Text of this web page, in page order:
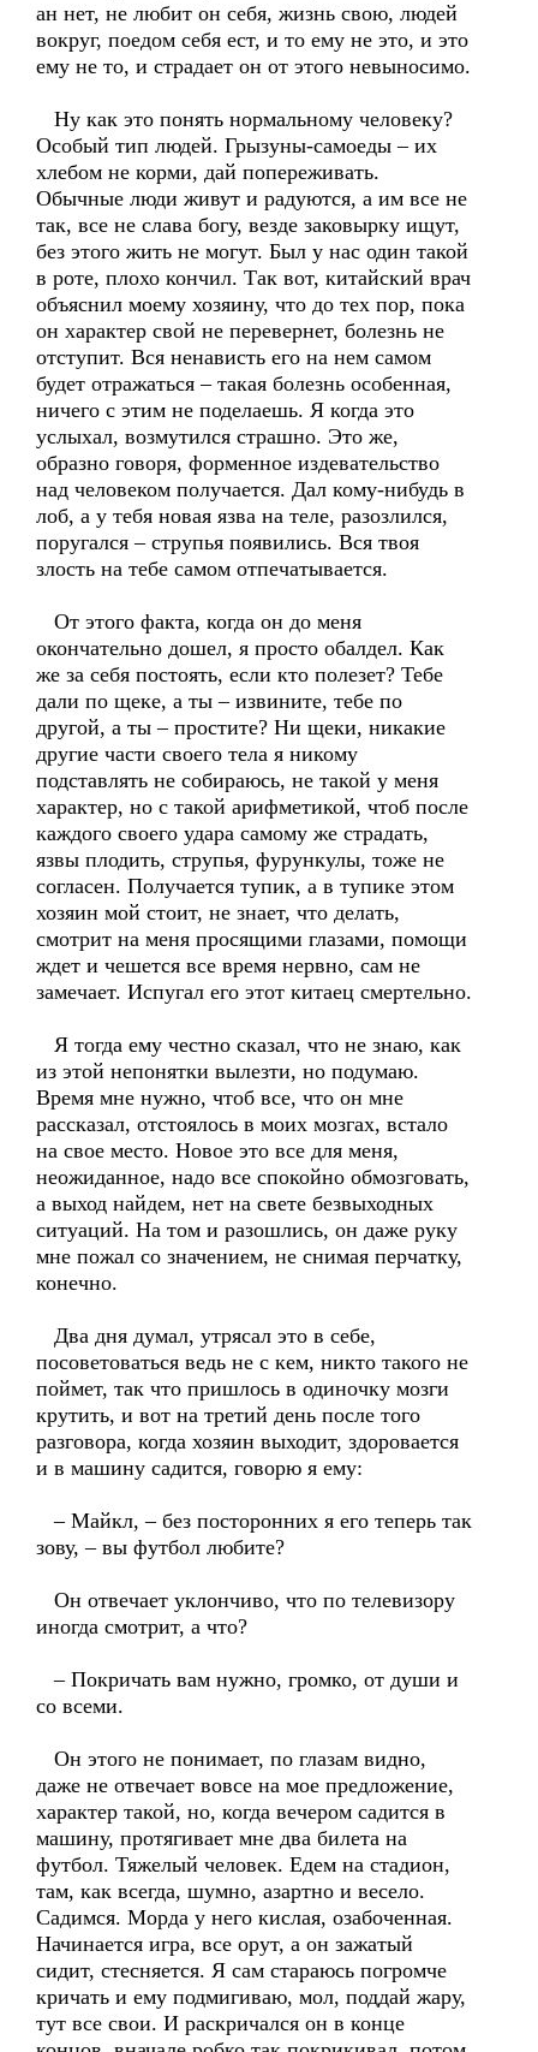
ан нет, не любит он себя, жизнь свою, людей
вокруг, поедом себя ест, и то ему не это, и это
ему не то, и страдает он от этого невыносимо.
Ну как это понять нормальному человеку?
Особый тип людей. Грызуны-самоеды – их
хлебом не корми, дай попереживать.
Обычные люди живут и радуются, а им все не
так, все не слава богу, везде заковырку ищут,
без этого жить не могут. Был у нас один такой
в роте, плохо кончил. Так вот, китайский врач
объяснил моему хозяину, что до тех пор, пока
он характер свой не перевернет, болезнь не
отступит. Вся ненависть его на нем самом
будет отражаться – такая болезнь особенная,
ничего с этим не поделаешь. Я когда это
услыхал, возмутился страшно. Это же,
образно говоря, форменное издевательство
над человеком получается. Дал кому-нибудь в
лоб, а у тебя новая язва на теле, разозлился,
поругался – струпья появились. Вся твоя
злость на тебе самом отпечатывается.
От этого факта, когда он до меня
окончательно дошел, я просто обалдел. Как
же за себя постоять, если кто полезет? Тебе
дали по щеке, а ты – извините, тебе по
другой, а ты – простите? Ни щеки, никакие
другие части своего тела я никому
подставлять не собираюсь, не такой у меня
характер, но с такой арифметикой, чтоб после
каждого своего удара самому же страдать,
язвы плодить, струпья, фурункулы, тоже не
согласен. Получается тупик, а в тупике этом
хозяин мой стоит, не знает, что делать,
смотрит на меня просящими глазами, помощи
ждет и чешется все время нервно, сам не
замечает. Испугал его этот китаец смертельно.
Я тогда ему честно сказал, что не знаю, как
из этой непонятки вылезти, но подумаю.
Время мне нужно, чтоб все, что он мне
рассказал, отстоялось в моих мозгах, встало
на свое место. Новое это все для меня,
неожиданное, надо все спокойно обмозговать,
а выход найдем, нет на свете безвыходных
ситуаций. На том и разошлись, он даже руку
мне пожал со значением, не снимая перчатку,
конечно.
Два дня думал, утрясал это в себе,
посоветоваться ведь не с кем, никто такого не
поймет, так что пришлось в одиночку мозги
крутить, и вот на третий день после того
разговора, когда хозяин выходит, здоровается
и в машину садится, говорю я ему:
– Майкл, – без посторонних я его теперь так
зову, – вы футбол любите?
Он отвечает уклончиво, что по телевизору
иногда смотрит, а что?
– Покричать вам нужно, громко, от души и
со всеми.
Он этого не понимает, по глазам видно,
даже не отвечает вовсе на мое предложение,
характер такой, но, когда вечером садится в
машину, протягивает мне два билета на
футбол. Тяжелый человек. Едем на стадион,
там, как всегда, шумно, азартно и весело.
Садимся. Морда у него кислая, озабоченная.
Начинается игра, все орут, а он зажатый
сидит, стесняется. Я сам стараюсь погромче
кричать и ему подмигиваю, мол, поддай жару,
тут все свои. И раскричался он в конце